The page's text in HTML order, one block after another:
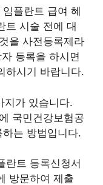
플란트 급여 혜
트 시술 전에 대
을 사전등록제라
등록을 하시면
하시기 바랍니다.
지가 있습니다.
국민건강보험공
는 방법입니다.
란트 등록신청서
방문하여 제출